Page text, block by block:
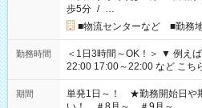
歩5分 / …
■物流センターなど ■勤務
勤務時間
＜1日3時間～OK！＞ ▼ 例えば… ▼ 15:00～18:00 15:00～
22:00 17:00～22:00 など こちら以外の時間もお気軽にご相談く
ださい！
期間
単発1日～！ ★勤務開始日や